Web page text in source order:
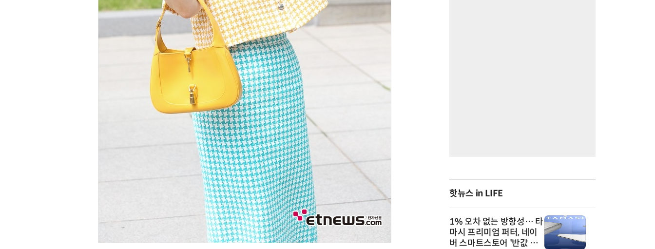
핫뉴스 in LIFE
1% 오차 없는 방향성… 타
마시 프리미엄 퍼터, 네이
버 스마트스토어 '반값 할